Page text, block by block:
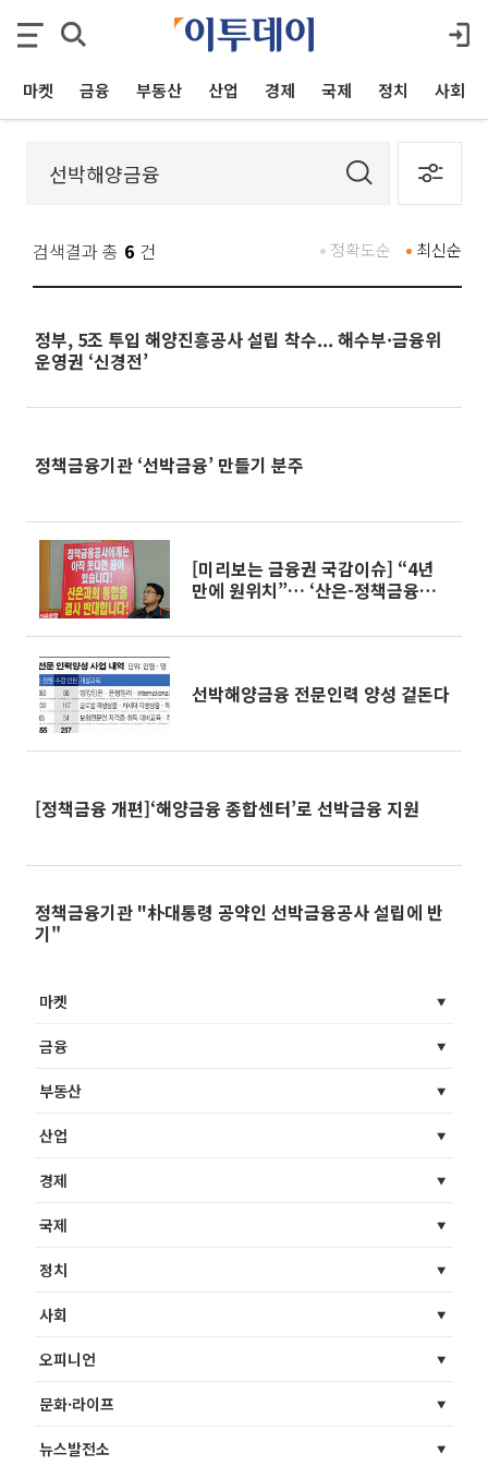
마켓 금융 부동산 산업 경제 국제 정치 사회
검색결과 총 6 건 최신순
정확도순
정부, 5조 투입 해양진흥공사 설립 착수... 해수부·금융위
운영권 ‘신경전’
정책금융기관 ‘선박금융’ 만들기 분주
[미리보는 금융권 국감이슈] “4년
만에 원위치”… ‘산은-정책금융公
선박해양금융 전문인력 양성 겉돈다
[정책금융 개편]‘해양금융 종합센터’로 선박금융 지원
정책금융기관 "朴대통령 공약인 선박금융공사 설립에 반
기"
마켓
금융
부동산
산업
경제
국제
정치
사회
오피니언
문화·라이프
뉴스발전소